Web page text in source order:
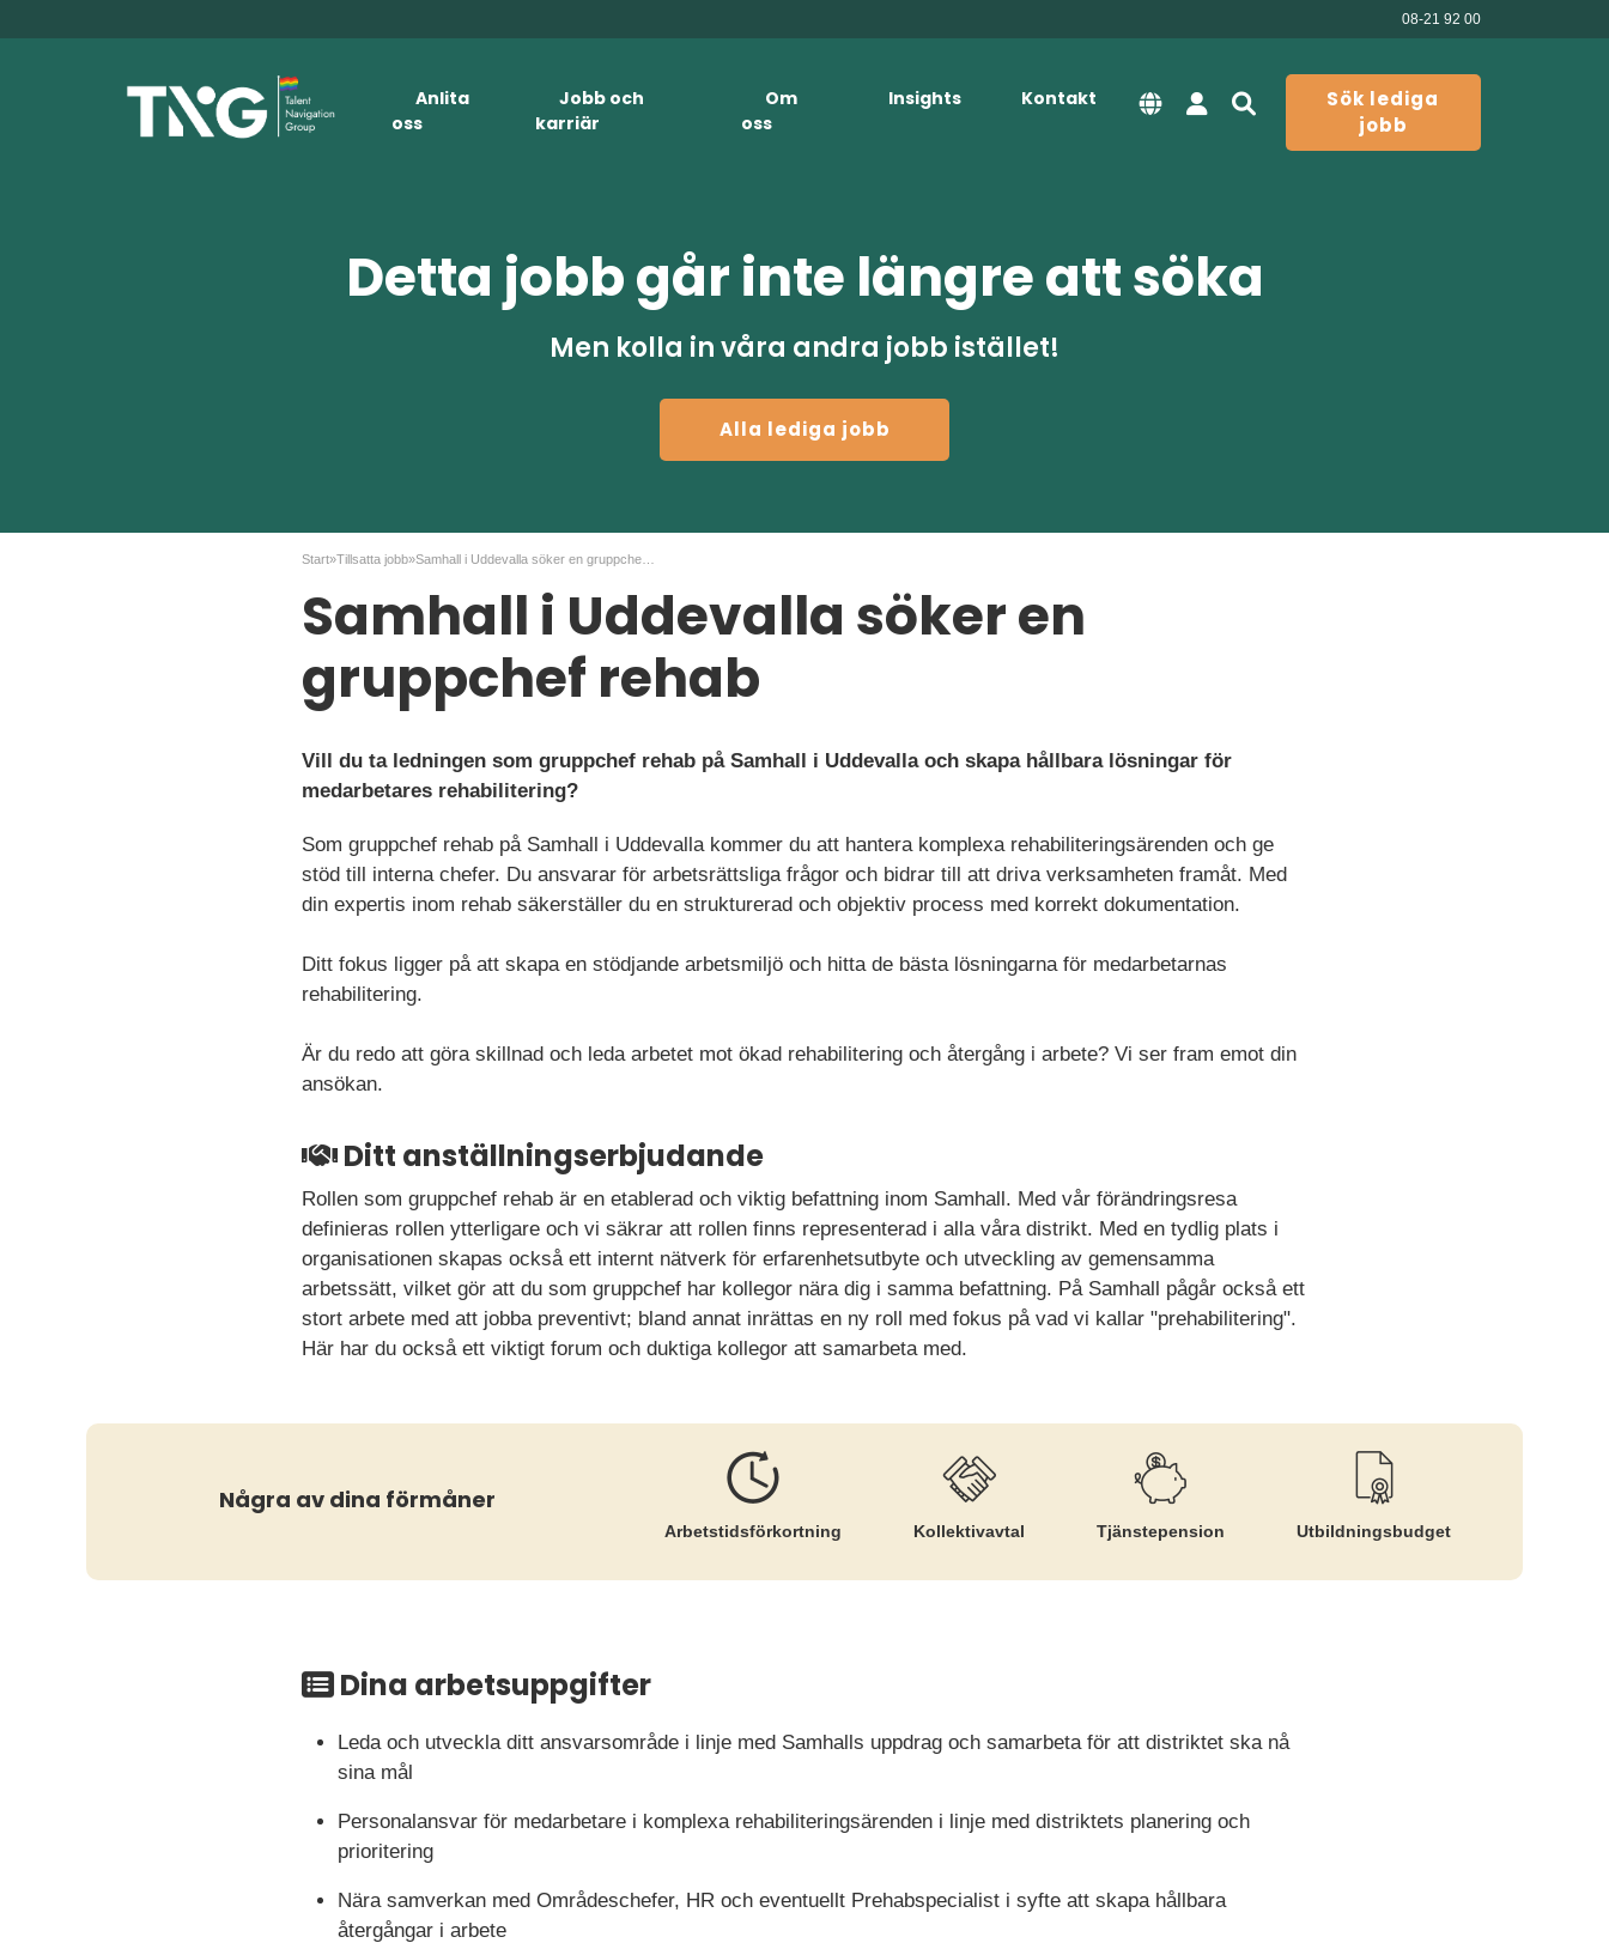
08-21 92 00
Anlita
oss
Jobb och
karriär
Om
oss
Insights Kontakt
Sök lediga
jobb
Detta jobb går inte längre att söka
Men kolla in våra andra jobb istället!
Alla lediga jobb
Start»Tillsatta jobb»
Samhall i Uddevalla söker en
gruppchef rehab
Vill du ta ledningen som gruppchef rehab på Samhall i Uddevalla och skapa hållbara lösningar för
medarbetares rehabilitering?
Som gruppchef rehab på Samhall i Uddevalla kommer du att hantera komplexa rehabiliteringsärenden och ge
stöd till interna chefer. Du ansvarar för arbetsrättsliga frågor och bidrar till att driva verksamheten framåt. Med
din expertis inom rehab säkerställer du en strukturerad och objektiv process med korrekt dokumentation.
Ditt fokus ligger på att skapa en stödjande arbetsmiljö och hitta de bästa lösningarna för medarbetarnas
rehabilitering.
Är du redo att göra skillnad och leda arbetet mot ökad rehabilitering och återgång i arbete? Vi ser fram emot din
ansökan.
Ditt anställningserbjudande
Rollen som gruppchef rehab är en etablerad och viktig befattning inom Samhall. Med vår förändringsresa
definieras rollen ytterligare och vi säkrar att rollen finns representerad i alla våra distrikt. Med en tydlig plats i
organisationen skapas också ett internt nätverk för erfarenhetsutbyte och utveckling av gemensamma
arbetssätt, vilket gör att du som gruppchef har kollegor nära dig i samma befattning. På Samhall pågår också ett
stort arbete med att jobba preventivt; bland annat inrättas en ny roll med fokus på vad vi kallar "prehabilitering".
Här har du också ett viktigt forum och duktiga kollegor att samarbeta med.
Några av dina förmåner
Arbetstids­förkortning Kollektiv­avtal Tjänste­pension Utbildnings­budget
Dina arbetsuppgifter
Leda och utveckla ditt ansvarsområde i linje med Samhalls uppdrag och samarbeta för att distriktet ska nå
sina mål
Personalansvar för medarbetare i komplexa rehabiliteringsärenden i linje med distriktets planering och
prioritering
Nära samverkan med Områdeschefer, HR och eventuellt Prehabspecialist i syfte att skapa hållbara
återgångar i arbete